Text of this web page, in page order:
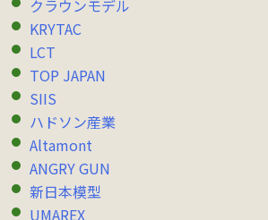
クラウンモデル
KRYTAC
LCT
TOP JAPAN
SIIS
ハドソン産業
Altamont
ANGRY GUN
新日本模型
UMAREX